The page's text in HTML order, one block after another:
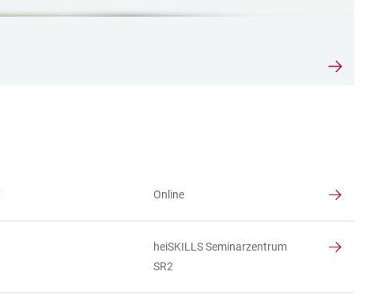
Online
heiSKILLS Seminarzentrum
SR2